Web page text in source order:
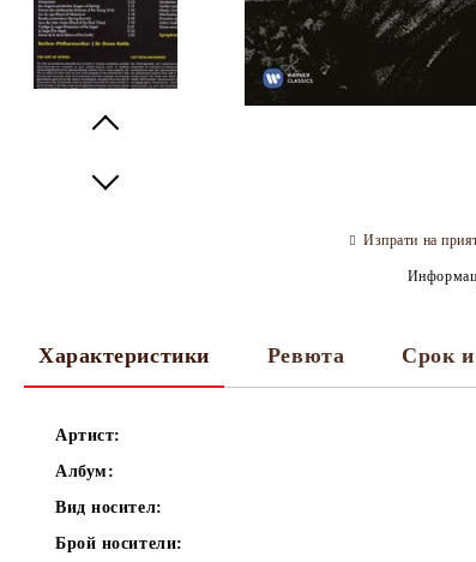
Изпрати на
Характеристики Ревюта Срок и
Артист:
Албум:
Вид носител:
Брой носители: